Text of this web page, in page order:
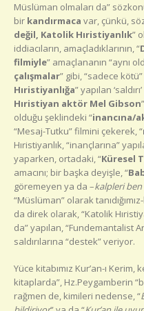
Müslüman olmaları da”
bir kandırmaca var, çünkü,
değil, Katolik Hıristiyanlık”
iddiacıların, amaçladıklarının, “
filmiyle” amaçlananın “aynı
çalışmalar” gibi, “sadece
Hıristiyanlığa” yapılan
Hıristiyan aktör Mel Gibson
olduğu şeklindeki “inancına/
“Mesaj-Tutku” filmini çekerek, “
Hıristiyanlık, “inançlarına”
yaparken, ortadaki, “Küresel
amacını; bir başka deyişle, “
göremeyen ya da –kalpleri
“Müslüman” olarak
da direk olarak, “Katolik
da” yapılan, “Fundemantalist
saldırılarına “destek” veriyor.
Yüce kitabımız Kur’an-ı
kitaplarda”, Hz.Peygamberin
rağmen de, kimileri nedense, “